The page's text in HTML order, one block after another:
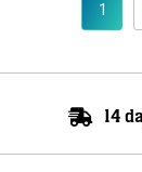
1
14